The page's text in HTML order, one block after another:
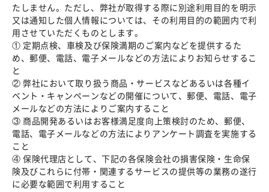
たしません。ただし、弊社が取得する際に別途利用目的を明示
又は通知した個人情報については、その利用目的の範囲内で利
用させていただくものとします。
① 定期点検、車検及び保険満期のご案内などを提供するた
め、郵便、電話、電子メールなどの方法によりお知らせするこ
と
② 弊社において取り扱う商品・サービスなどあるいは各種イ
ベント・キャンペーンなどの開催について、郵便、電話、電子
メールなどの方法によりご案内すること
③ 商品開発あるいはお客様満足度向上策検討のため、郵便、
電話、電子メールなどの方法によりアンケート調査を実施する
こと
④ 保険代理店として、下記の各保険会社の損害保険・生命保
険及びこれらに付帯・関連するサービスの提供等の業務の遂行
に必要な範囲で利用すること